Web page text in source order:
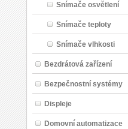
Snímače osvětlení
Snímače teploty
Snímače vlhkosti
Bezdrátová zařízení
Bezpečnostní systémy
Displeje
Domovní automatizace